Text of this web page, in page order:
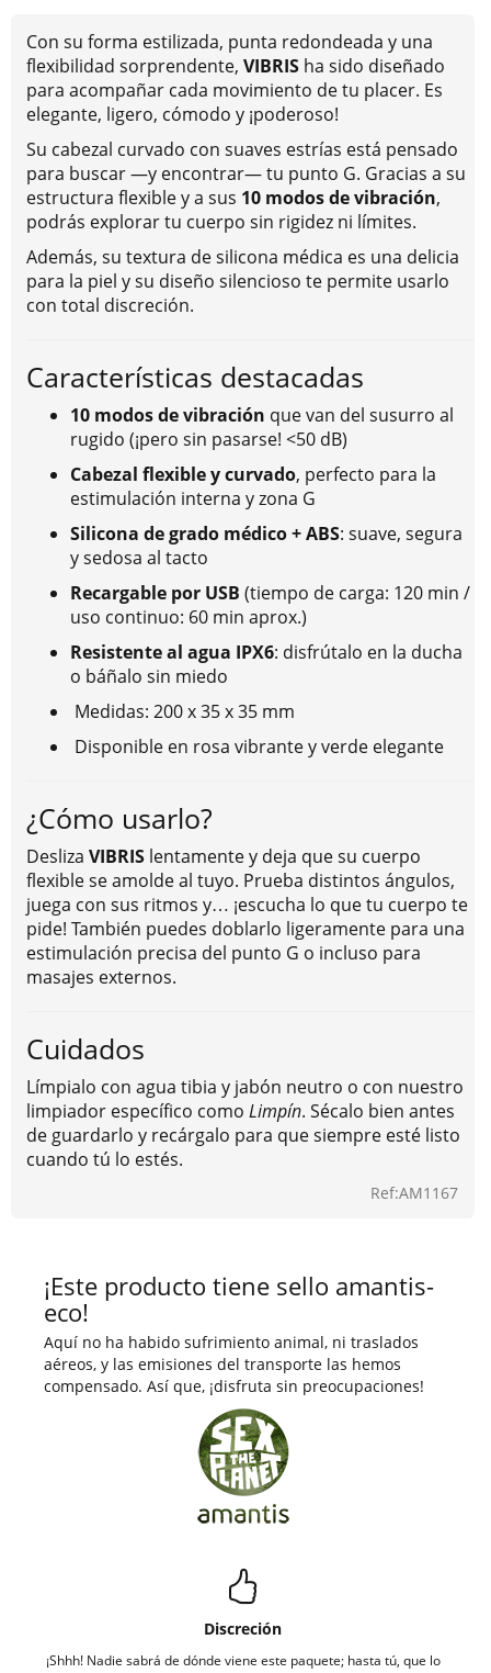
Con su forma estilizada, punta redondeada y una
flexibilidad sorprendente, VIBRIS ha sido diseñado
para acompañar cada movimiento de tu placer. Es
elegante, ligero, cómodo y ¡poderoso!
Su cabezal curvado con suaves estrías está pensado
para buscar —y encontrar— tu punto G. Gracias a su
estructura flexible y a sus 10 modos de vibración,
podrás explorar tu cuerpo sin rigidez ni límites.
Además, su textura de silicona médica es una delicia
para la piel y su diseño silencioso te permite usarlo
con total discreción.
Características destacadas
10 modos de vibración que van del susurro al
rugido (¡pero sin pasarse! <50 dB)
Cabezal flexible y curvado, perfecto para la
estimulación interna y zona G
Silicona de grado médico + ABS: suave, segura
y sedosa al tacto
Recargable por USB (tiempo de carga: 120 min /
uso continuo: 60 min aprox.)
Resistente al agua IPX6: disfrútalo en la ducha
o báñalo sin miedo
Medidas: 200 x 35 x 35 mm
Disponible en rosa vibrante y verde elegante
¿Cómo usarlo?
Desliza VIBRIS lentamente y deja que su cuerpo
flexible se amolde al tuyo. Prueba distintos ángulos,
juega con sus ritmos y… ¡escucha lo que tu cuerpo te
pide! También puedes doblarlo ligeramente para una
estimulación precisa del punto G o incluso para
masajes externos.
Cuidados
Límpialo con agua tibia y jabón neutro o con nuestro
limpiador específico como Limpín. Sécalo bien antes
de guardarlo y recárgalo para que siempre esté listo
cuando tú lo estés.
Ref:AM1167
¡Este producto tiene sello amantis-
eco!
Aquí no ha habido sufrimiento animal, ni traslados
aéreos, y las emisiones del transporte las hemos
compensado. Así que, ¡disfruta sin preocupaciones!
Discreción
¡Shhh! Nadie sabrá de dónde viene este paquete; hasta tú, que lo